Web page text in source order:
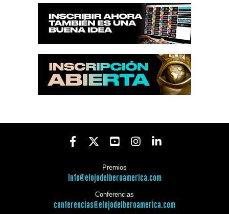
Premios
info@elojodeiberoamerica.com
Conferencias
conferencias@elojodeiberoamerica.com